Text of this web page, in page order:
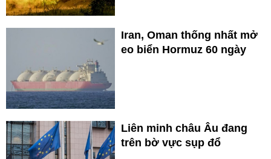
Iran, Oman thống nhất mở
eo biển Hormuz 60 ngày
Liên minh châu Âu đang
trên bờ vực sụp đổ